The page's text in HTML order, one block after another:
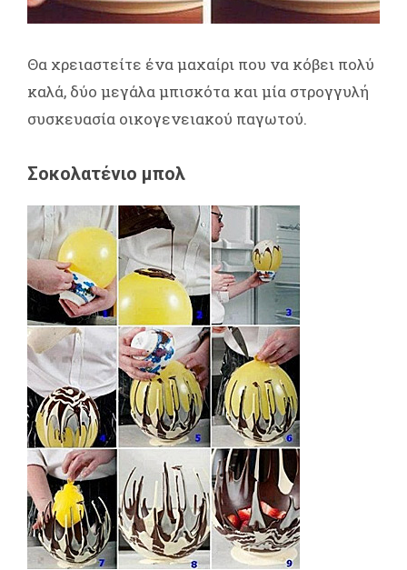
Θα χρειαστείτε ένα μαχαίρι που να κόβει πολύ
καλά, δύο μεγάλα μπισκότα και μία στρογγυλή
συσκευασία οικογενειακού παγωτού.
Σοκολατένιο μπολ